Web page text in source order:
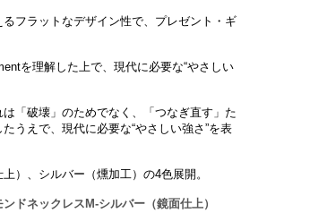
フラットなデザイン性で、プレゼント・ギ
を理解した上で、現代に必要な“やさしい
「破壊」のためでなく、「つなぎ直す」た
うえで、現代に必要な“やさしい強さ”を表
）、シルバー（燻加工）の4色展開。
ドネックレスM-シルバー（鏡面仕上）